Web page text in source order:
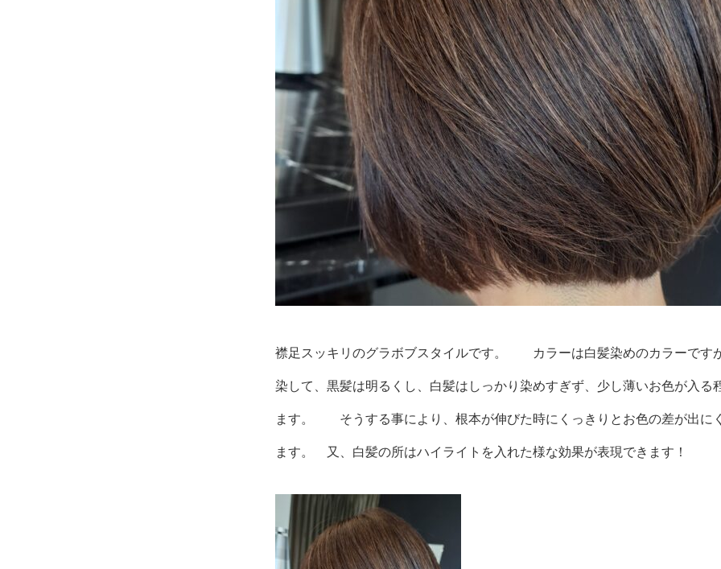
襟足スッキリのグラボブスタイルです。 カラーは白髪染めのカラーです
染して、黒髪は明るくし、白髪はしっかり染めすぎず、少し薄いお色が入る
ます。 そうする事により、根本が伸びた時にくっきりとお色の差が出に
ます。 又、白髪の所はハイライトを入れた様な効果が表現できます！